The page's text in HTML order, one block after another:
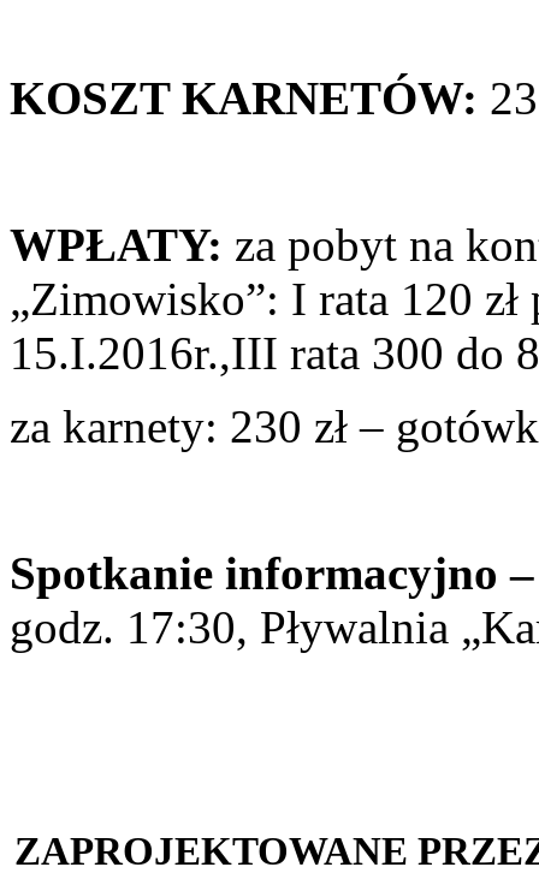
KOSZT KARNETÓW:
WPŁATY: za pobyt na
„Zimowisko”: I rata 120
15.I.2016r.,III rata 300 do
za karnety: 230 zł –
Spotkanie informacyjno
godz. 17:30, Pływalnia
ZAPROJEKTOWANE